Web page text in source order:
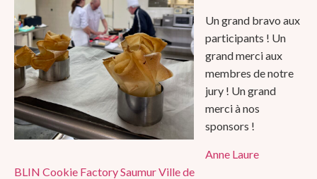
Un grand bravo aux
participants ! Un
grand merci aux
membres de notre
jury ! Un grand
merci à nos
sponsors !
Anne Laure
BLIN Cookie Factory SaumurVille de